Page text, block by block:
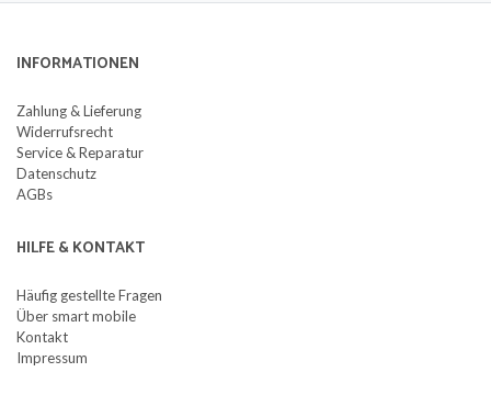
INFORMATIONEN
Zahlung & Lieferung
Widerrufsrecht
Service & Reparatur
Datenschutz
AGBs
HILFE & KONTAKT
Häufig gestellte Fragen
Über smart mobile
Kontakt
Impressum